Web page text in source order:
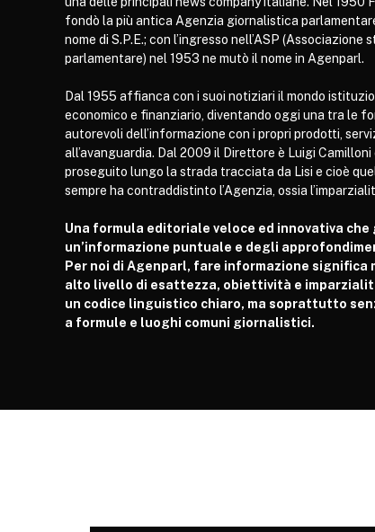
fondò la più antica Agenzia giornalistica
nome di S.P.E.; con l’ingresso nell’ASP (Associazione
parlamentare) nel 1953 ne mutò il nome in Agenparl.
Dal 1955 affianca con i suoi notiziari il mondo
economico e finanziario, diventando oggi una tra le
autorevoli dell’informazione con i propri prodotti,
all’avanguardia. Dal 2009 il Direttore è Luigi Camilloni
proseguito lungo la strada tracciata da Lisi e cioè
sempre ha contraddistinto l’Agenzia, ossia
Una formula editoriale veloce ed innovativa
un’informazione puntuale e degli
Per noi di Agenparl, fare informazione significa
alto livello di esattezza, obiettività e
un codice linguistico chiaro, ma soprattutto
a formule e luoghi comuni giornalistici.